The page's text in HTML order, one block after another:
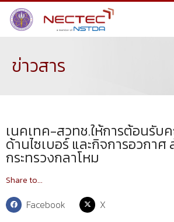
ข่าวสาร
เนคเทค-สวทช.ให้การต้อนรับ
ด้านไซเบอร์ และกิจการอวกา
กระทรวงกลาโหม
Share to...
Facebook X